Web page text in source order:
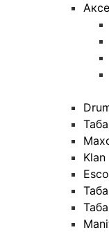
Klan